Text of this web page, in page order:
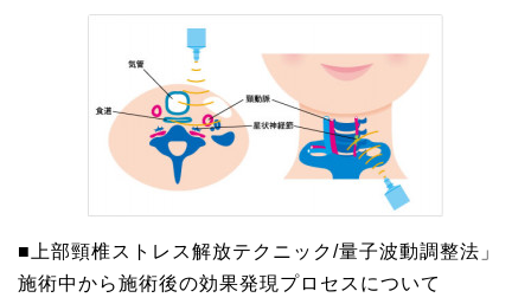
■上部頸椎ストレス解放テクニック/量子波動調整法」
施術中から施術後の効果発現プロセスについて